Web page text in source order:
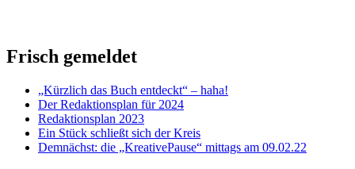
Frisch gemeldet
„Kürzlich das Buch entdeckt“ – haha!
Der Redaktionsplan für 2024
Redaktionsplan 2023
Ein Stück schließt sich der Kreis
Demnächst: die „KreativePause“ mittags am 09.02.22